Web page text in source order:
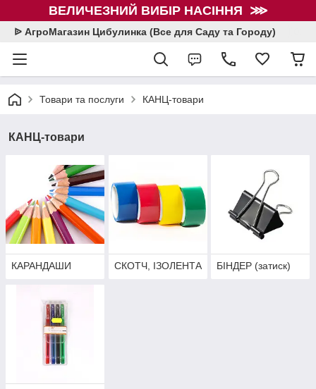
ВЕЛИЧЕЗНИЙ ВИБІР НАСІННЯ ⋙
ᐉ АгроМагазин Цибулинка (Все для Саду та Городу)
Товари та послуги КАНЦ-товари
КАНЦ-товари
КАРАНДАШИ СКОТЧ, ІЗОЛЕНТА БІНДЕР (затиск)